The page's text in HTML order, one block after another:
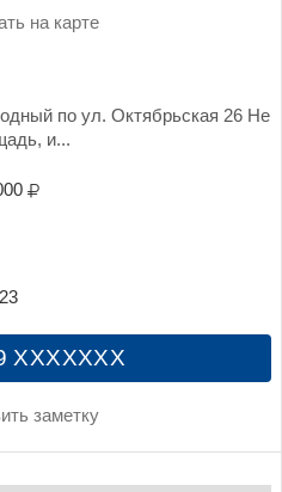
на карте
по ул. Октябрьская 26 Не
и...
XXXXXXX
заметку